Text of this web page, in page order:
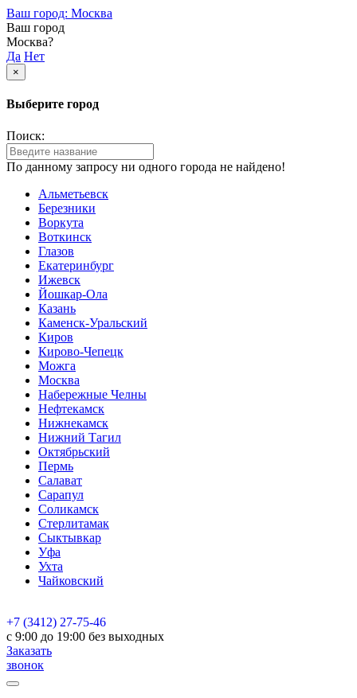
Ваш город: Москва
Ваш город
Москва?
Да Нет
×
Выберите город
Поиск:
По данному запросу ни одного города не найдено!
Альметьевск
Березники
Воркута
Воткинск
Глазов
Екатеринбург
Ижевск
Йошкар-Ола
Казань
Каменск-Уральский
Киров
Кирово-Чепецк
Можга
Москва
Набережные Челны
Нефтекамск
Нижнекамск
Нижний Тагил
Октябрьский
Пермь
Салават
Сарапул
Соликамск
Стерлитамак
Сыктывкар
Уфа
Ухта
Чайковский
+7 (3412) 27-75-46
c 9:00 до 19:00 без выходных
Заказать
звонок